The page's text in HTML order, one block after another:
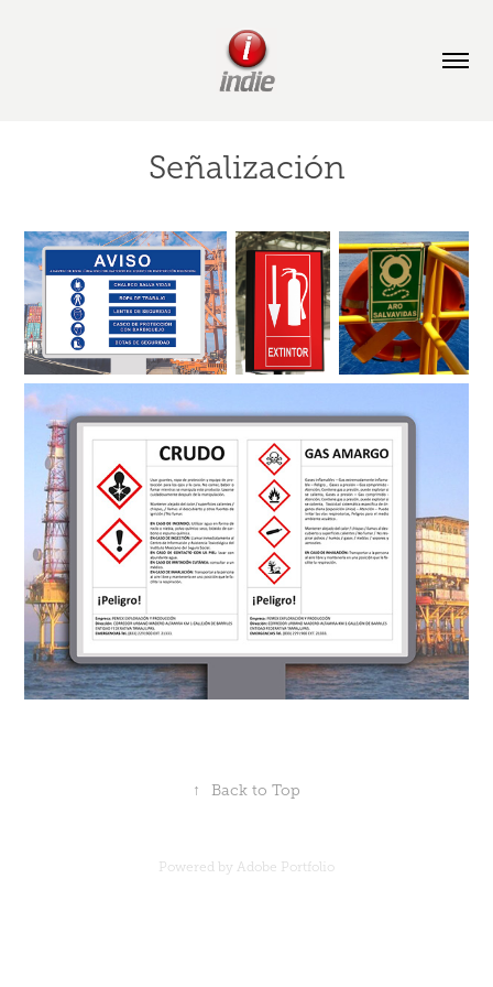
Señalización
↑ Back to Top
Powered by Adobe Portfolio